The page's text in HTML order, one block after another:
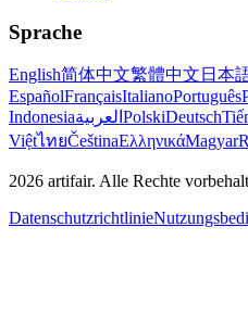
Sprache
English简体中文繁體中文 日本
EspañolFrançaisItalianoPortuguês
Indonesiaالعربية PolskiDeutsch
ViệtไทยČeštinaΕλληνικάMagyar
2026 artifair. Alle Rechte
Datenschutzrichtlinie